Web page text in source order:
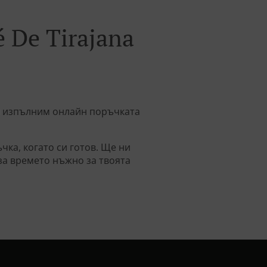
De Tirajana
онлайн поръчката
когато си готов. Ще ни
времето нъжно за твоята